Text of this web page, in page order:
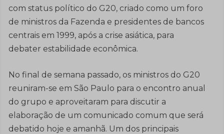
com status político do G20, criado como um foro
de ministros da Fazenda e presidentes de bancos
centrais em 1999, após a crise asiática, para
debater estabilidade econômica.
No final de semana passado, os ministros do G20
reuniram-se em São Paulo para o encontro anual
do grupo e aproveitaram para discutir a
elaboração de um comunicado comum que será
debatido hoje e amanhã. Um dos principais